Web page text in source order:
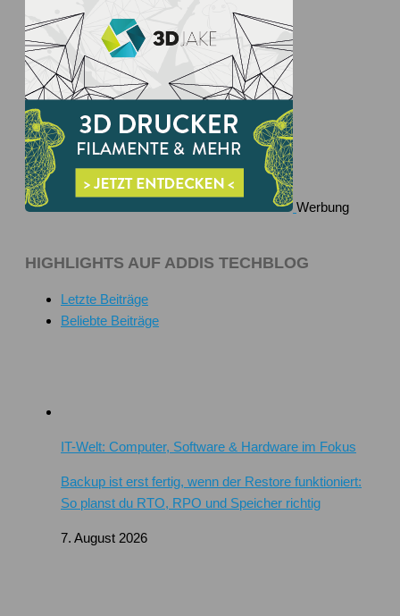
Werbung
HIGHLIGHTS AUF ADDIS TECHBLOG
Letzte Beiträge
Beliebte Beiträge
IT-Welt: Computer, Software & Hardware im Fokus
Backup ist erst fertig, wenn der Restore funktioniert:
So planst du RTO, RPO und Speicher richtig
7. August 2026